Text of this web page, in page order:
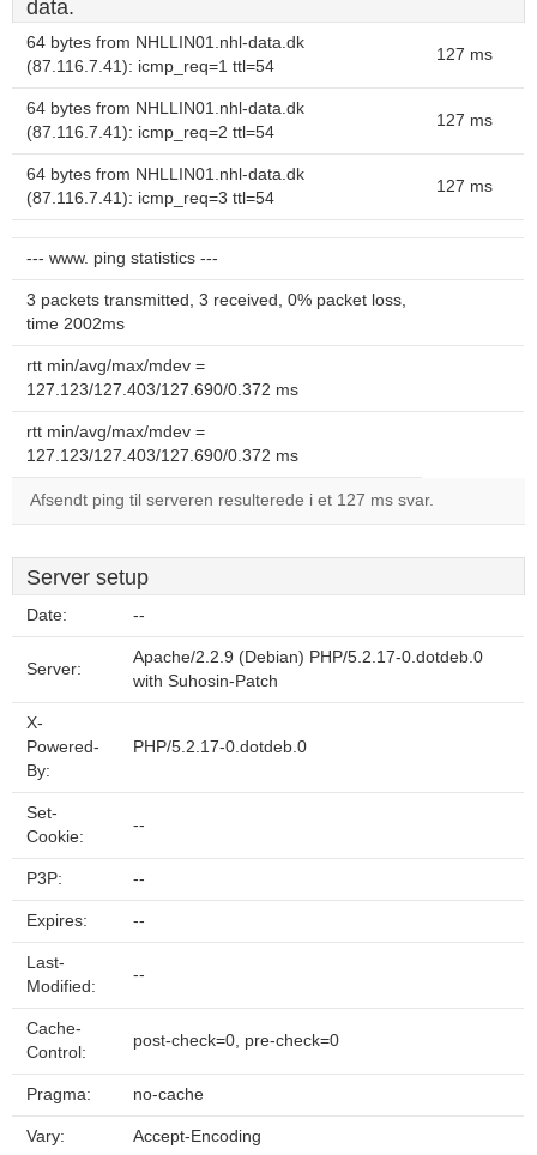
data.
64 bytes from NHLLIN01.nhl-data.dk
(87.116.7.41): icmp_req=1 ttl=54
127 ms
64 bytes from NHLLIN01.nhl-data.dk
(87.116.7.41): icmp_req=2 ttl=54
127 ms
64 bytes from NHLLIN01.nhl-data.dk
(87.116.7.41): icmp_req=3 ttl=54
127 ms
--- www. ping statistics ---
3 packets transmitted, 3 received, 0% packet loss,
time 2002ms
rtt min/avg/max/mdev =
127.123/127.403/127.690/0.372 ms
rtt min/avg/max/mdev =
127.123/127.403/127.690/0.372 ms
Afsendt ping til serveren resulterede i et 127 ms svar.
Server setup
Date: --
Server:
Apache/2.2.9 (Debian) PHP/5.2.17-0.dotdeb.0
with Suhosin-Patch
X-
Powered-
By:
PHP/5.2.17-0.dotdeb.0
Set-
Cookie:
--
P3P: --
Expires: --
Last-
Modified:
--
Cache-
Control:
post-check=0, pre-check=0
Pragma: no-cache
Vary: Accept-Encoding